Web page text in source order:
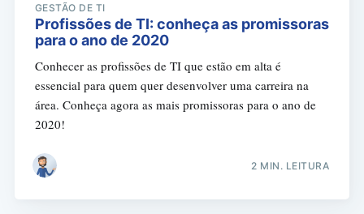
GESTÃO DE TI
Profissões de TI: conheça as promissoras
para o ano de 2020
Conhecer as profissões de TI que estão em alta é
essencial para quem quer desenvolver uma carreira na
área. Conheça agora as mais promissoras para o ano de
2020!
2 MIN. LEITURA